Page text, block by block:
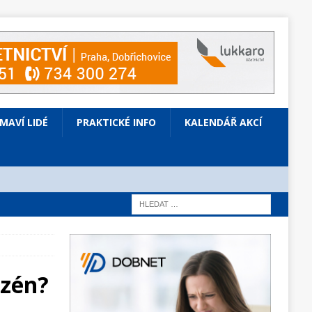
LIDÉ PRAKTICKÉ INFO KALENDÁŘ AKCÍ